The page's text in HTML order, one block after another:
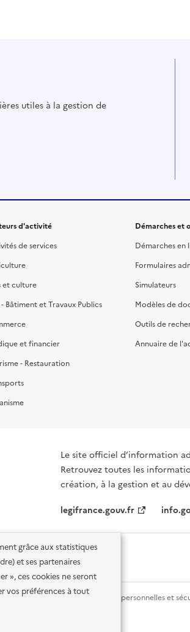
grâce aux statistiques
et ses partenaires
», ces cookies ne seront
vos préférences à tout
utiles à la gestion de
d'activité
de services
et culture
- Bâtiment et Travaux Publics
et financier
- Restauration
Démarches et
Démarches en
Formulaires
Simulateurs
Modèles de
Outils de
Annuaire de
Le site officiel d’information
Retrouvez toutes les
création, à la gestion et au
legifrance.gouv.fr
Mentions légales Données personnelles et